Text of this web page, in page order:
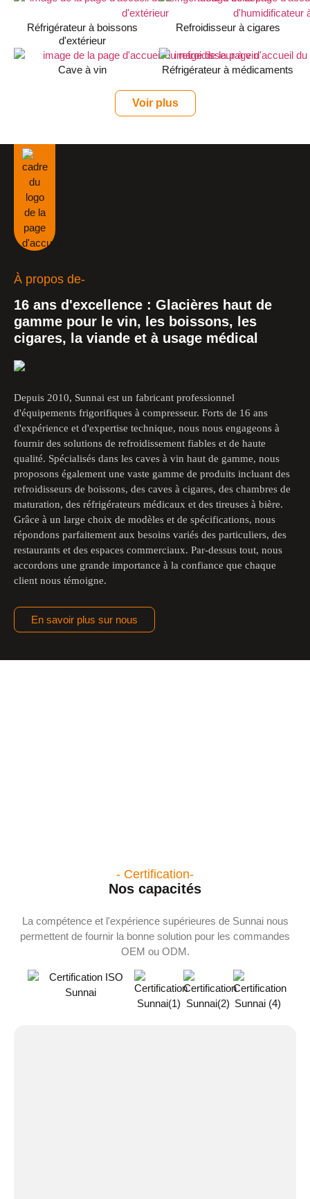
Réfrigérateur à boissons
d'extérieur
Refroidisseur à cigares
Cave à vin Réfrigérateur à médicaments
Voir plus
À propos de-
16 ans d'excellence : Glacières haut de
gamme pour le vin, les boissons, les
cigares, la viande et à usage médical
Depuis 2010, Sunnai est un fabricant professionnel
d'équipements frigorifiques à compresseur. Forts de 16 ans
d'expérience et d'expertise technique, nous nous engageons à
fournir des solutions de refroidissement fiables et de haute
qualité. Spécialisés dans les caves à vin haut de gamme, nous
proposons également une vaste gamme de produits incluant des
refroidisseurs de boissons, des caves à cigares, des chambres de
maturation, des réfrigérateurs médicaux et des tireuses à bière.
Grâce à un large choix de modèles et de spécifications, nous
répondons parfaitement aux besoins variés des particuliers, des
restaurants et des espaces commerciaux. Par-dessus tout, nous
accordons une grande importance à la confiance que chaque
client nous témoigne.
En savoir plus sur nous
- Certification-
Nos capacités
La compétence et l'expérience supérieures de Sunnai nous
permettent de fournir la bonne solution pour les commandes
OEM ou ODM.